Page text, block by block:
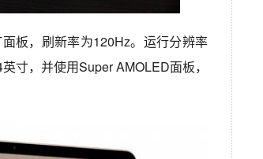
板，刷新率为120Hz。运行分辨率
寸，并使用Super AMOLED面板，